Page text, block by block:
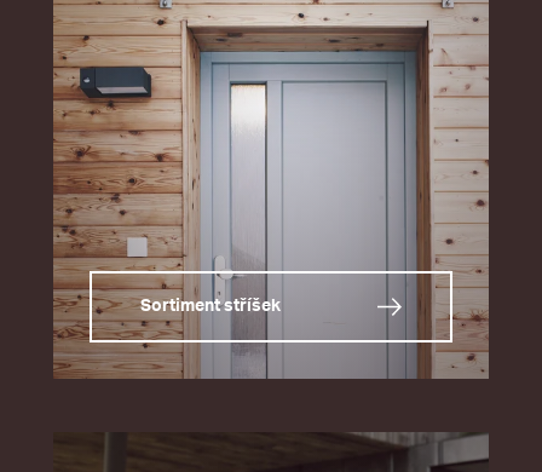
Sortiment stříšek